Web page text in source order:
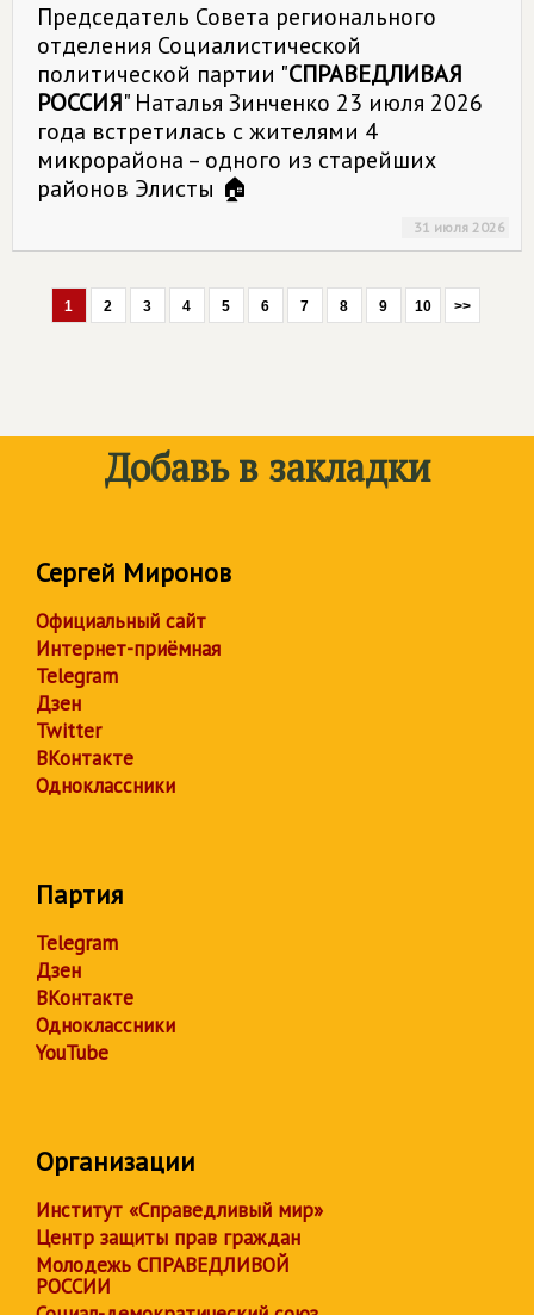
Председатель Совета регионального
отделения Социалистической
политической партии "СПРАВЕДЛИВАЯ
РОССИЯ" Наталья Зинченко 23 июля 2026
года встретилась с жителями 4
микрорайона – одного из старейших
районов Элисты 🏠
31 июля 2026
1 2 3 4 5 6 7 8 9 10 >>
Добавь в закладки
Сергей Миронов
Официальный сайт
Интернет-приёмная
Telegram
Дзен
Twitter
ВКонтакте
Одноклассники
Партия
Telegram
Дзен
ВКонтакте
Одноклассники
YouTube
Организации
Институт «Справедливый мир»
Центр защиты прав граждан
Молодежь СПРАВЕДЛИВОЙ
РОССИИ